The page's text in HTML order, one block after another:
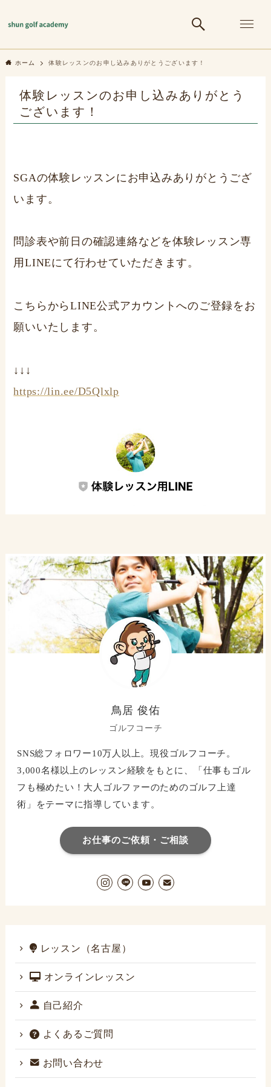
ホーム 体験レッスンのお申し込みありがとうございます！
体験レッスンのお申し込みありがとう
ございます！
SGAの体験レッスンにお申込みありがとうござ
います。
問診表や前日の確認連絡などを体験レッスン専
用LINEにて行わせていただきます。
こちらからLINE公式アカウントへのご登録をお
願いいたします。
↓↓↓
https://lin.ee/D5Qlxlp
鳥居 俊佑
ゴルフコーチ
SNS総フォロワー10万人以上。現役ゴルフコーチ。
3,000名様以上のレッスン経験をもとに、「仕事もゴル
フも極めたい！大人ゴルファーのためのゴルフ上達
術」をテーマに指導しています。
お仕事のご依頼・ご相談
レッスン（名古屋）
オンラインレッスン
自己紹介
よくあるご質問
お問い合わせ